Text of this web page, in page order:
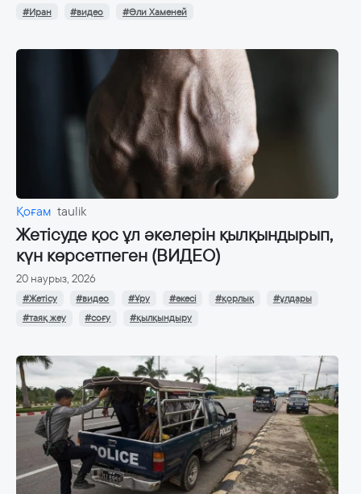
#Иран #видео #Әли Хаменей
Қоғам taulik
Жетісуде қос ұл әкелерін қылқындырып,
күн көрсетпеген (ВИДЕО)
20 наурыз, 2026
#Жетісу #видео #Ұру #әкесі #қорлық
#ұлдары
#таяқ жеу
#соғу #қылқындыру